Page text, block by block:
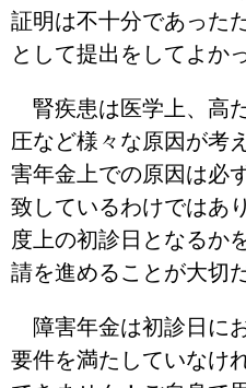
証明は不十分であった
として提出をしてよか
腎疾患は医学上、高
圧など様々な原因が考
害年金上での原因は必
致しているわけではあ
度上の初診日となるか
請を進めることが大切
障害年金は初診日に
要件を満たしていなけ